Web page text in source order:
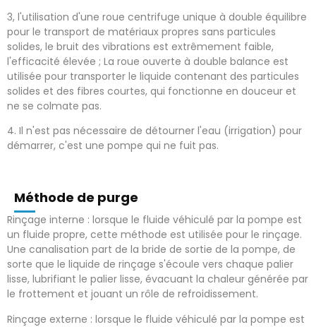
3, l'utilisation d'une roue centrifuge unique à double équilibre
pour le transport de matériaux propres sans particules
solides, le bruit des vibrations est extrêmement faible,
l'efficacité élevée ; La roue ouverte à double balance est
utilisée pour transporter le liquide contenant des particules
solides et des fibres courtes, qui fonctionne en douceur et
ne se colmate pas.
4. Il n'est pas nécessaire de détourner l'eau (irrigation) pour
démarrer, c'est une pompe qui ne fuit pas.
Méthode de purge
Rinçage interne : lorsque le fluide véhiculé par la pompe est
un fluide propre, cette méthode est utilisée pour le rinçage.
Une canalisation part de la bride de sortie de la pompe, de
sorte que le liquide de rinçage s'écoule vers chaque palier
lisse, lubrifiant le palier lisse, évacuant la chaleur générée par
le frottement et jouant un rôle de refroidissement.
Rinçage externe : lorsque le fluide véhiculé par la pompe est